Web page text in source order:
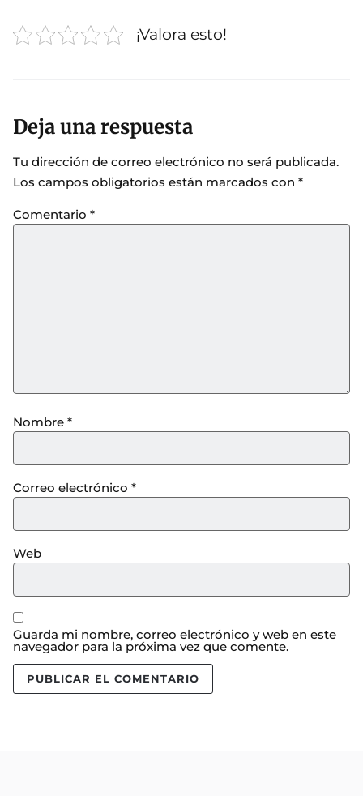
¡Valora esto!
Deja una respuesta
Tu dirección de correo electrónico no será publicada.
Los campos obligatorios están marcados con *
Comentario *
Nombre *
Correo electrónico *
Web
Guarda mi nombre, correo electrónico y web en este
navegador para la próxima vez que comente.